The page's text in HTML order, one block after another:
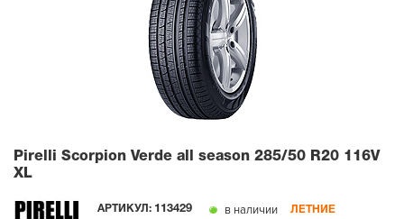
Pirelli Scorpion Verde all season 285/50 R20 116V
XL
АРТИКУЛ: 113429 в наличии ЛЕТНИЕ